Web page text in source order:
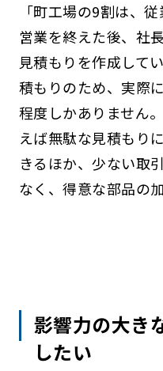
「町工場の9割は、
営業を終えた後、社
見積もりを作成して
積もりのため、実際
程度しかありません
えば無駄な見積もり
きるほか、少ない取
なく、得意な部品の
影響力の大き
したい